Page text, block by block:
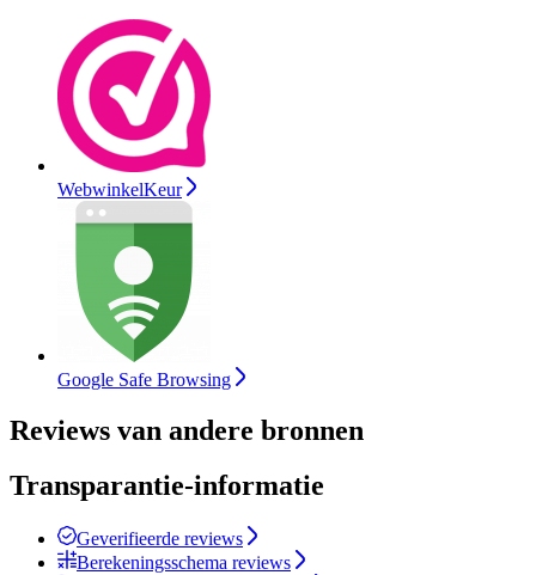
WebwinkelKeur
Google Safe Browsing
Reviews van andere bronnen
Transparantie-informatie
Geverifieerde reviews
Berekeningsschema reviews